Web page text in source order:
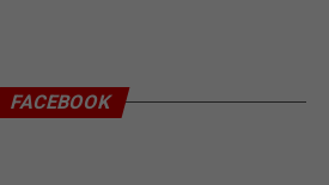
FACEBOOK